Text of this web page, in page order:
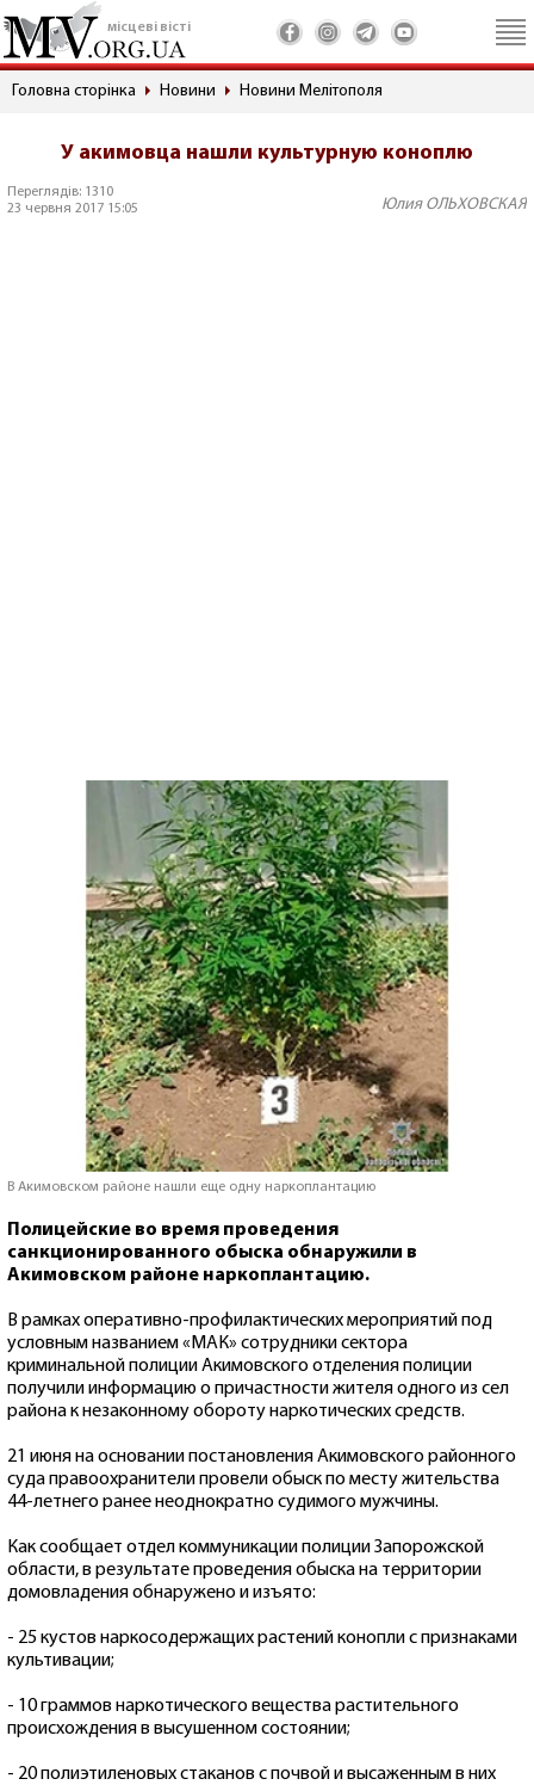
місцеві вісті
Головна сторінка Новини Новини Мелітополя
У акимовца нашли культурную коноплю
Переглядів: 1310
23 червня 2017 15:05
Юлия ОЛЬХОВСКАЯ
В Акимовском районе нашли еще одну наркоплантацию
Полицейские во время проведения
санкционированного обыска обнаружили в
Акимовском районе наркоплантацию.
В рамках оперативно-профилактических мероприятий под
условным названием «МАК» сотрудники сектора
криминальной полиции Акимовского отделения полиции
получили информацию о причастности жителя одного из сел
района к незаконному обороту наркотических средств.
21 июня на основании постановления Акимовского районного
суда правоохранители провели обыск по месту жительства
44-летнего ранее неоднократно судимого мужчины.
Как сообщает отдел коммуникации полиции Запорожской
области, в результате проведения обыска на территории
домовладения обнаружено и изъято:
- 25 кустов наркосодержащих растений конопли с признаками
культивации;
- 10 граммов наркотического вещества растительного
происхождения в высушенном состоянии;
- 20 полиэтиленовых стаканов с почвой и высаженным в них